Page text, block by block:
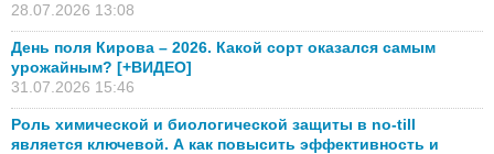
28.07.2026 13:08
День поля Кирова – 2026. Какой сорт оказался самым
урожайным? [+ВИДЕО]
31.07.2026 15:46
Роль химической и биологической защиты в no-till
является ключевой. А как повысить эффективность и